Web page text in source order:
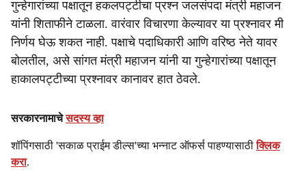
गुन्हेगारांच्या पक्षातून हकलपट्टीचा प्रश्न जलसंपदा मंत्री महाजन
यांनी शिताफीने टाळला. वारंवार विचारणा केल्यावर या प्रश्नावर मी
निर्णय घेऊ शकत नाही. पक्षाचे पदाधिकारी आणि वरिष्ठ नेते यावर
बोलतील, असे सांगत मंत्री महाजन यांनी या गुन्हेगारांच्या पक्षातून
हाकालपट्टीच्या प्रश्नावर कानावर हात ठेवले.
सरकारनामाचेसदस्य व्हा
शॉपिंगसाठी 'सकाळ प्राईम डील्स'च्या भन्नाट ऑफर्स पाहण्यासाठीक्लिक
करा.